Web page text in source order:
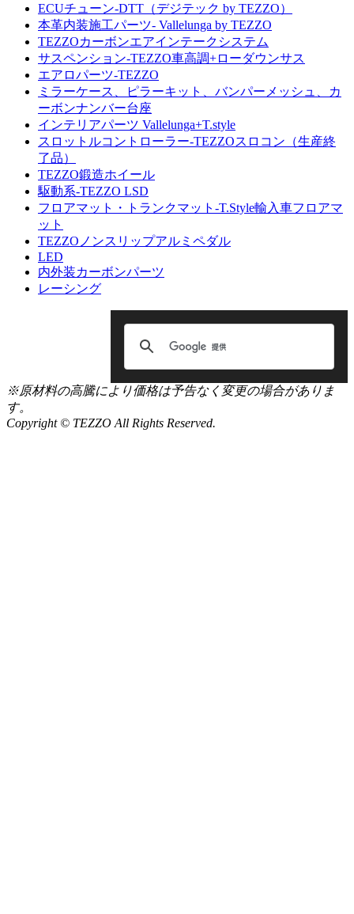
ECUチューン-DTT（デジテック by TEZZO）
本革内装施工パーツ- Vallelunga by TEZZO
TEZZOカーボンエアインテークシステム
サスペンション-TEZZO車高調+ローダウンサス
エアロパーツ-TEZZO
ミラーケース、ピラーキット、バンパーメッシュ、カ
ーボンナンバー台座
インテリアパーツ Vallelunga+T.style
スロットルコントローラー-TEZZOスロコン（生産終
了品）
TEZZO鍛造ホイール
駆動系-TEZZO LSD
フロアマット・トランクマット-T.Style輸入車フロアマ
ット
TEZZOノンスリップアルミペダル
LED
内外装カーボンパーツ
レーシング
※原材料の高騰により価格は予告なく変更の場合がありま
す。
Copyright © TEZZO All Rights Reserved.